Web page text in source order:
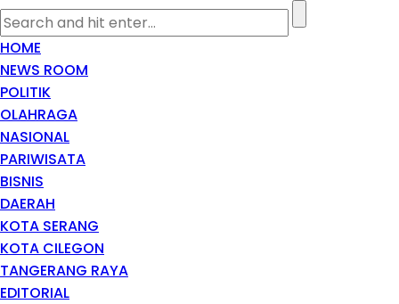
HOME
NEWS ROOM
POLITIK
OLAHRAGA
NASIONAL
PARIWISATA
BISNIS
DAERAH
KOTA SERANG
KOTA CILEGON
TANGERANG RAYA
EDITORIAL